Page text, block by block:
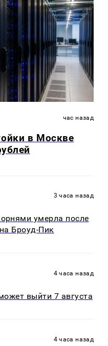
час назад
в Москве
3 часа назад
умерла после
Броуд-Пик
4 часа назад
выйти 7 августа
4 часа назад